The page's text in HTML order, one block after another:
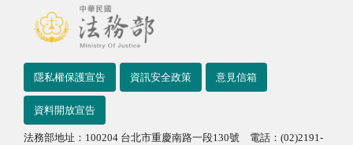
隱私權保護宣告 資訊安全政策 意見信箱
資料開放宣告
法務部地址：100204 台北市重慶南路一段130號 電話：(02)2191-